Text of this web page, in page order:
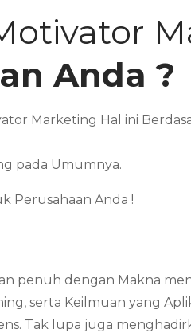
Anda ?
Marketing Hal ini
pada Umumnya.
Perusahaan Anda !
penuh dengan Makna
serta Keilmuan yang
Tak lupa juga